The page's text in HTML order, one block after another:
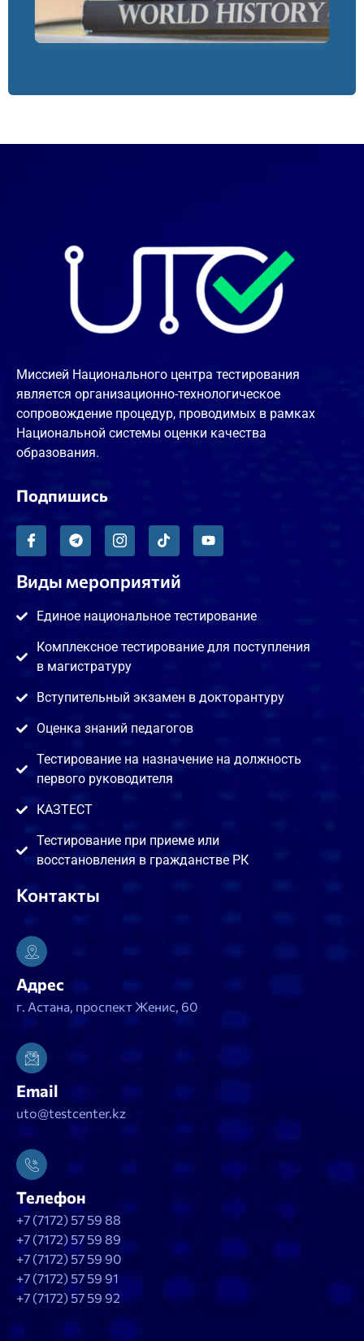
Миссией Национального центра тестирования
является организационно-технологическое
сопровождение процедур, проводимых в рамках
Национальной системы оценки качества
образования.
Подпишись
Виды мероприятий
Единое национальное тестирование
Комплексное тестирование для поступления
в магистратуру
Вступительный экзамен в докторантуру
Оценка знаний педагогов
Тестирование на назначение на должность
первого руководителя
КАЗТЕСТ
Тестирование при приеме или
восстановления в гражданстве РК
Контакты
Адрес
г. Астана, проспект Женис, 60
Email
uto@testcenter.kz
Телефон
+7 (7172) 57 59 88
+7 (7172) 57 59 89
+7 (7172) 57 59 90
+7 (7172) 57 59 91
+7 (7172) 57 59 92